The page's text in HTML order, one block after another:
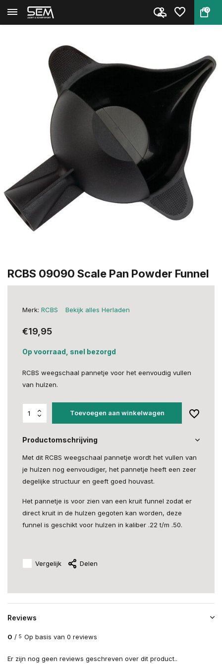
0
Terug Home RCBS 09090 Scale Pan Powder Fu...
RCBS 09090 Scale Pan Powder Funnel
Merk: RCBS Bekijk alles Herladen
€19,95
Op voorraad, snel bezorgd
RCBS weegschaal pannetje voor het eenvoudig vullen
van hulzen.
Toevoegen aan winkelwagen
Productomschrijving
Met dit RCBS weegschaal pannetje wordt het vullen van
je hulzen nog eenvoudiger, het pannetje heeft een zeer
degelijke structuur en geeft goed houvast.
Het pannetje is voor zien van een kruit funnel zodat er
direct kruit in de hulzen gegoten kan worden, deze
funnel is geschikt voor hulzen in kaliber .22 t/m .50.
Vergelijk Delen
Reviews
0 / 5 Op basis van 0 reviews
Er zijn nog geen reviews geschreven over dit product..